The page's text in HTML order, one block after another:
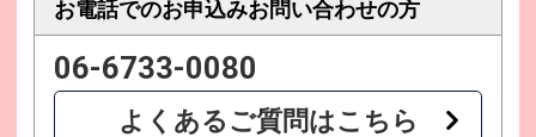
お電話でのお申込みお問い合わせの方
06-6733-0080
よくあるご質問はこちら